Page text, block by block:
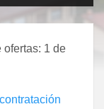
ofertas: 1 de